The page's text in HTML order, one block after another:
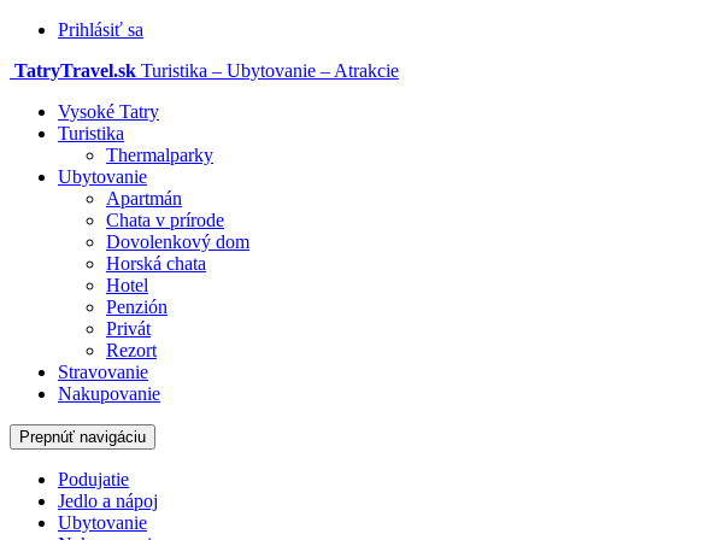
Prihlásiť sa
TatryTravel.sk Turistika – Ubytovanie – Atrakcie
Vysoké Tatry
Turistika
Thermalparky
Ubytovanie
Apartmán
Chata v prírode
Dovolenkový dom
Horská chata
Hotel
Penzión
Privát
Rezort
Stravovanie
Nakupovanie
Prepnúť navigáciu
Podujatie
Jedlo a nápoj
Ubytovanie